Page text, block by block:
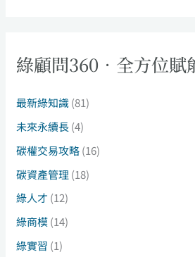
綠顧問360．全方位賦
最新綠知識(81)
未來永續長(4)
碳權交易攻略(16)
碳資產管理 (18)
綠人才 (12)
綠商模(14)
綠實習 (1)